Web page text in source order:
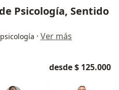
Psicología, Sentido
· Ver más
desde $ 125.000